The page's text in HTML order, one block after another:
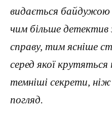
видається
чим більше
справу, тим ясніше
серед якої крутяться
темніші секрети,
погляд.